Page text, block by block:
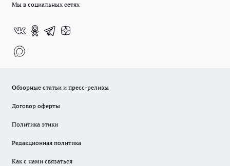
Мы в социальных сетях
Обзорные статьи и пресс-релизы
Договор оферты
Политика этики
Редакционная политика
Как с нами связаться